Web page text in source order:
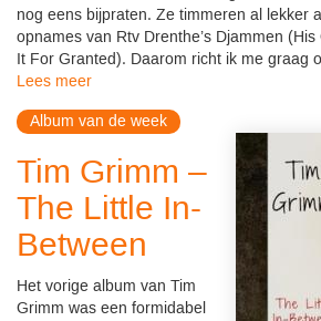
nog eens bijpraten. Ze timmeren al lekker
opnames van Rtv Drenthe’s Djammen
It For Granted). Daarom richt ik me graag
Lees meer
Album van de week
Tim Grimm –
The Little In-
Between
Het vorige album van Tim
Grimm was een formidabel